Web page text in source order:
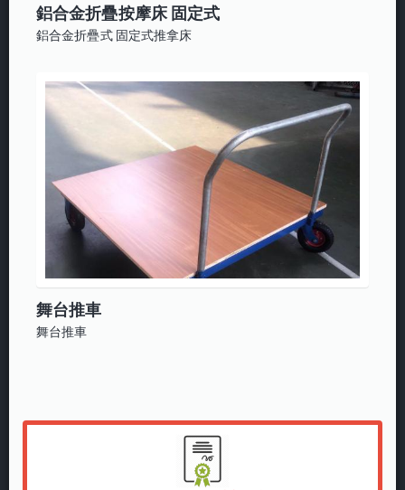
鋁合金折疊按摩床 固定式
鋁合金折疊式 固定式推拿床
舞台推車
舞台推車